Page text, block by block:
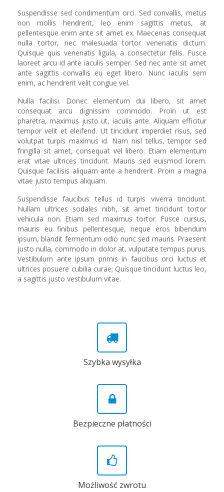
Suspendisse sed condimentum orci. Sed convallis, metus
non mollis hendrerit, leo enim sagittis metus, at
pellentesque enim ante sit amet ex. Maecenas consequat
nulla tortor, nec malesuada tortor venenatis dictum.
Quisque quis venenatis ligula, a consectetur felis. Fusce
laoreet arcu id ante iaculis semper. Sed nec ante sit amet
ante sagittis convallis eu eget libero. Nunc iaculis sem
enim, ac hendrerit velit congue vel.
Nulla facilisi. Donec elementum dui libero, sit amet
consequat arcu dignissim commodo. Proin ut est
pharetra, maximus justo ut, iaculis ante. Aliquam efficitur
tempor velit et eleifend. Ut tincidunt imperdiet risus, sed
volutpat turpis maximus id. Nam nisl tellus, tempor sed
fringilla sit amet, consequat vel libero. Etiam elementum
erat vitae ultrices tincidunt. Mauris sed euismod lorem.
Quisque facilisis aliquam ante a hendrerit. Proin a magna
vitae justo tempus aliquam.
Suspendisse faucibus tellus id turpis viverra tincidunt.
Nullam ultrices sodales nibh, sit amet tincidunt tortor
vehicula non. Etiam sed maximus tortor. Fusce cursus,
mauris eu finibus pellentesque, neque eros bibendum
ipsum, blandit fermentum odio nunc sed mauris. Praesent
justo nulla, commodo in dolor at, vulputate tempus purus.
Vestibulum ante ipsum primis in faucibus orci luctus et
ultrices posuere cubilia curae; Quisque tincidunt luctus leo,
a sagittis justo vestibulum vitae.
Szybka wysyłka
Bezpieczne płatności
Możliwość zwrotu